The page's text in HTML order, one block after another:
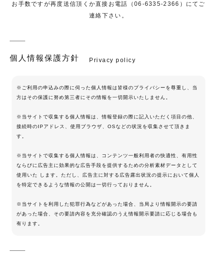
お手数ですが再度送信頂くか直接お電話（06-6335-2366）にてご
連絡下さい。
個人情報保護方針 Privacy policy
※ご利用の申込みの際に伺った個人情報は皆様のプライバシーを尊重し、当
方はその保護に努め第三者にその情報を一切開示いたしません。
※当サイトで収集する個人情報は、情報登録の際に記入いただく項目の他、
接続時のIPアドレス、使用ブラウザ、OSなどの状況を収集させて頂きま
す。
※当サイトで収集する個人情報は、コンテンツ一般利用者の快適性、有用性
ならびに広告主に効果的な広告手段を提供するための分析素材データとして
使用いた します。ただし、広告主に対する広告露出状況の提示において個人
を特定できるような情報の公開は一切行っておりません。
※当サイトを利用した犯罪行為などがあった場合、当局より情報開示の要請
があった場合、その要請内容を充分確認のうえ情報開示要請に応じる場合も
有ります。